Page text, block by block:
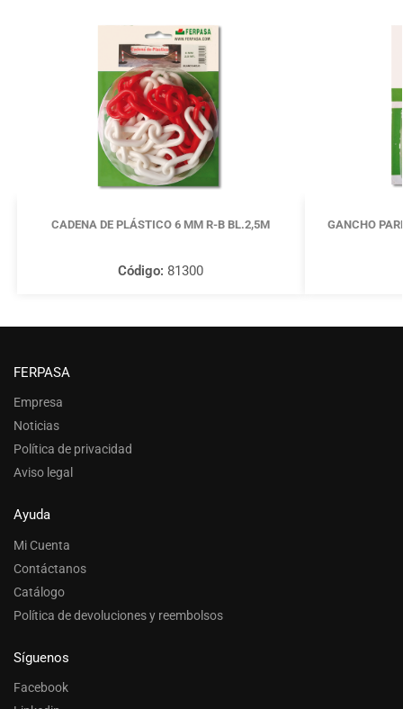
CADENA DE PLÁSTICO 6 MM R-B BL.2,5M
Código: 81300
GANCHO
FERPASA
Empresa
Noticias
Política de privacidad
Aviso legal
Ayuda
Mi Cuenta
Contáctanos
Catálogo
Política de devoluciones y reembolsos
Síguenos
Facebook